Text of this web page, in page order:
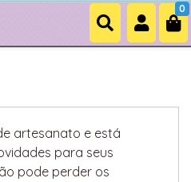
0
artesanato e está
para seus
pode perder os